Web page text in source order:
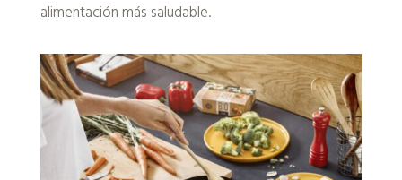
alimentación más saludable.